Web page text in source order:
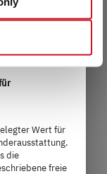
you provide
for the
can view your
or
fingerprint button
Schlafplätze
(ohne
zur Masse
Wert für
die
freie